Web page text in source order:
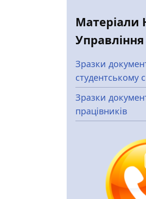
Управління
Зразки
студентському
Зразки
працівників